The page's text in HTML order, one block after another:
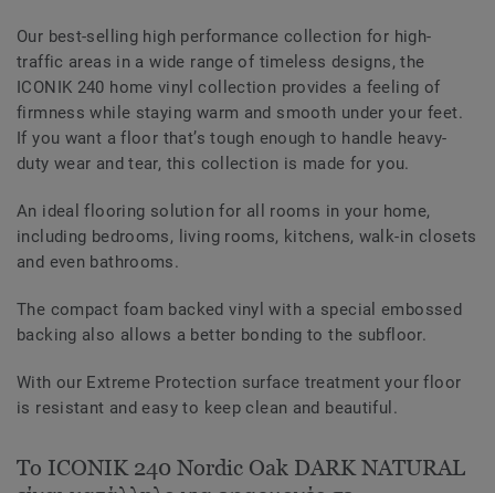
Our best-selling high performance collection for high-
traffic areas in a wide range of timeless designs, the
ICONIK 240 home vinyl collection provides a feeling of
firmness while staying warm and smooth under your feet.
If you want a floor that’s tough enough to handle heavy-
duty wear and tear, this collection is made for you.
An ideal flooring solution for all rooms in your home,
including bedrooms, living rooms, kitchens, walk-in closets
and even bathrooms.
The compact foam backed vinyl with a special embossed
backing also allows a better bonding to the subfloor.
With our Extreme Protection surface treatment your floor
is resistant and easy to keep clean and beautiful.
Το ICONIK 240 Nordic Oak DARK NATURAL